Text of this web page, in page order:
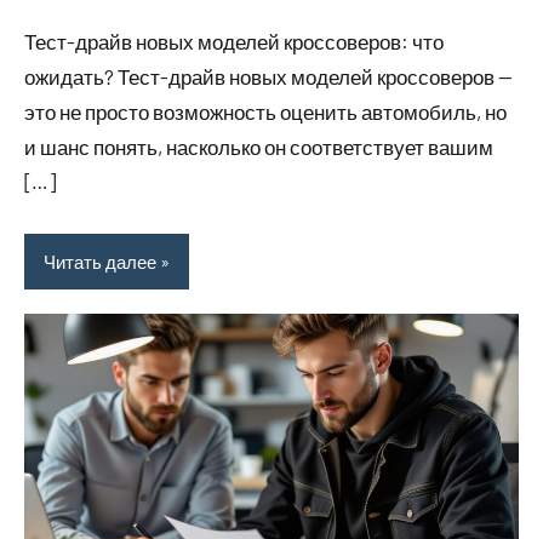
Тест-драйв новых моделей кроссоверов: что
ожидать? Тест-драйв новых моделей кроссоверов —
это не просто возможность оценить автомобиль, но
и шанс понять, насколько он соответствует вашим
[…]
Читать далее